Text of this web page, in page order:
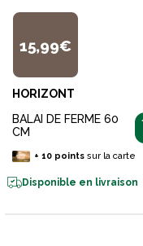
15,99€
HORIZONT
BALAI DE FERME 60
CM
+ 10pointssur la carte
Disponible en livraison